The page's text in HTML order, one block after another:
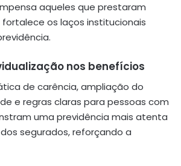
aqueles que prestaram
os laços institucionais
nos benefícios
de carência, ampliação do
e regras claras para pessoas com
uma previdência mais atenta
segurados, reforçando a